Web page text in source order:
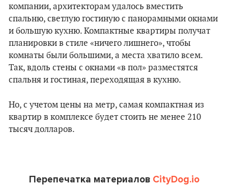
компании, архитекторам удалось вместить
спальню, светлую гостиную с панорамными окнами
и большую кухню. Компактные квартиры получат
планировки в стиле «ничего лишнего», чтобы
комнаты были большими, а места хватило всем.
Так, вдоль стены с окнами «в пол» разместятся
спальня и гостиная, переходящая в кухню.
Но, с учетом цены на метр, самая компактная из
квартир в комплексе будет стоить не менее 210
тысяч долларов.
Перепечатка материалов CityDog.io